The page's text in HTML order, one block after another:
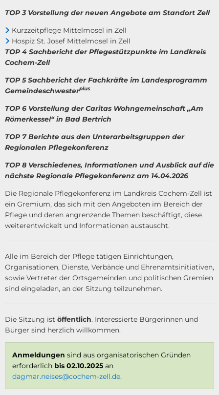
TOP 3 Vorstellung der neuen Angebote am Standort Zell
Kurzzeitpflege Mittelmosel in Zell
Hospiz St. Josef Mittelmosel in Zell
TOP 4 Sachbericht der Pflegestützpunkte im Landkreis
Cochem-Zell
TOP 5 Sachbericht der Fachkräfte im Landesprogramm
Gemeindeschwesterplus
TOP 6 Vorstellung der Caritas Wohngemeinschaft „Am
Römerkessel“ in Bad Bertrich
TOP 7 Berichte aus den Unterarbeitsgruppen der
Regionalen Pflegekonferenz
TOP 8 Verschiedenes, Informationen und Ausblick auf die
nächste Regionale Pflegekonferenz am 14.04.2026
Die Regionale Pflegekonferenz im Landkreis Cochem-Zell ist
ein Gremium, das sich mit den Angeboten im Bereich der
Pflege und deren angrenzende Themen beschäftigt, diese
weiterentwickelt und Informationen austauscht.
Alle im Bereich der Pflege tätigen Einrichtungen,
Organisationen, Dienste, Verbände und Ehrenamtsinitiativen,
sowie Vertreter der Ortsgemeinden und politischen Gremien
sind eingeladen, an der Sitzung teilzunehmen.
Die Sitzung ist öffentlich. Interessierte Bürgerinnen und
Bürger sind herzlich willkommen.
Anmeldungen sind aus organisatorischen Gründen
erforderlich bis 02.10.2025 an
dagmar.neises@cochem-zell.de.